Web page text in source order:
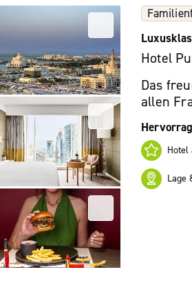
Hotel
Das
allen
Hotel
Lage